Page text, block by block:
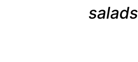
salads